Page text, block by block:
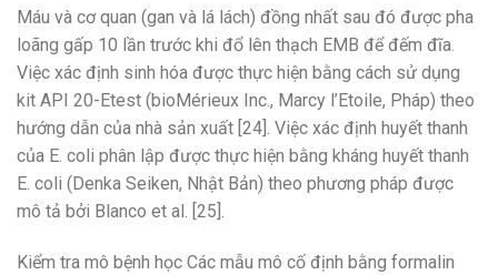
Máu và cơ quan (gan và lá lách) đồng nhất sau đó được pha
loãng gấp 10 lần trước khi đổ lên thạch EMB để đếm đĩa.
Việc xác định sinh hóa được thực hiện bằng cách sử dụng
kit API 20-Etest (bioMérieux Inc., Marcy l’Etoile, Pháp) theo
hướng dẫn của nhà sản xuất [24]. Việc xác định huyết thanh
của E. coli phân lập được thực hiện bằng kháng huyết thanh
E. coli (Denka Seiken, Nhật Bản) theo phương pháp được
mô tả bởi Blanco et al. [25].
Kiểm tra mô bệnh học Các mẫu mô cố định bằng formalin